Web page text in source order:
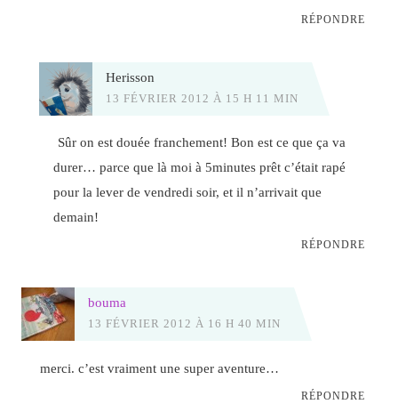
RÉPONDRE
Herisson
13 FÉVRIER 2012 À 15 H 11 MIN
Sûr on est douée franchement! Bon est ce que ça va
durer… parce que là moi à 5minutes prêt c’était rapé
pour la lever de vendredi soir, et il n’arrivait que
demain!
RÉPONDRE
bouma
13 FÉVRIER 2012 À 16 H 40 MIN
merci. c’est vraiment une super aventure…
RÉPONDRE